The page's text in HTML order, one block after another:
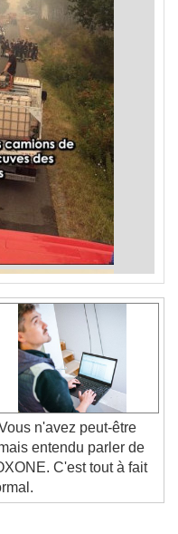
n'avez peut-être
entendu parler de
C'est tout à fait